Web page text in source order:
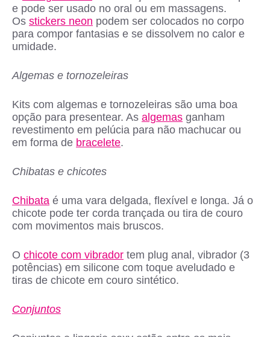
e pode ser usado no oral ou em massagens.
Os stickers neon podem ser colocados no corpo
para compor fantasias e se dissolvem no calor e
umidade.
Algemas e tornozeleiras
Kits com algemas e tornozeleiras são uma boa
opção para presentear. As algemas ganham
revestimento em pelúcia para não machucar ou
em forma de bracelete.
Chibatas e chicotes
Chibata é uma vara delgada, flexível e longa. Já o
chicote pode ter corda trançada ou tira de couro
com movimentos mais bruscos.
O chicote com vibrador tem plug anal, vibrador (3
potências) em silicone com toque aveludado e
tiras de chicote em couro sintético.
Conjuntos